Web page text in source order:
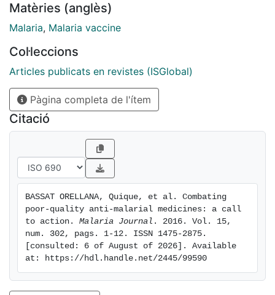
countries, negatively affecting individuals and their
communities. Concerted collaborative efforts are
global, regional and national organizations, involving
the
public and private sectors, to address the problem.
While many
initiatives are underway, a number of unmet needs
deserve urgent
and increased multisector attention. At the global
level, there
is a need for an international public health legal
treaty on poor-quality medicines, with statutes
suitable for
integration into national laws. In addition, increased
international efforts are required to strengthen the
governance
of global supply chains and enhance cooperation
between national
Matèries (anglès)
Malaria, Malaria vaccine
Col·leccions
Articles publicats en revistes (ISGlobal)
Pàgina completa de l'ítem
Citació
BASSAT ORELLANA, Quique, et al. Combating
poor-quality anti-malarial medicines: a call
to action. Malaria Journal . 2016. Vol. 15,
num. 302, pags. 1-12. ISSN 1475-2875.
[consulted: 6 of August of 2026]. Available
at: https://hdl.handle.net/2445/99590